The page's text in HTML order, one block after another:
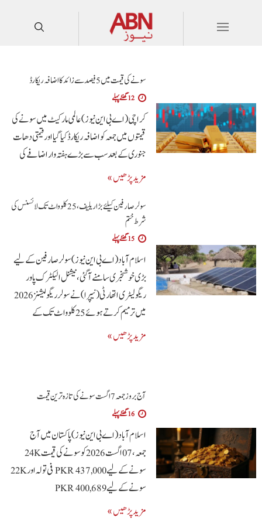
سونے کی قیمت میں 5 فیصد سے زائد کا اضافہ ریکارڈ
12 گھنٹے پہلے
کراچی (اے بی این نیوز)عالمی مارکیٹ میں سونے کی
قیمتوں میں جمعہ کو اضافہ ریکارڈ کیا گیا اور قیمتی دھات
جنوری کے بعد سب سے بڑے ہفتہ وار اضافے کی
مزید پڑھیں »
سولر صارفین کیلئے بڑا ریلیف، 25 کلوواٹ تک لائسنس کی
شرط ختم
15 گھنٹے پہلے
اسلام آباد(اے بی این نیوز)سولر صارفین کے لیے
بڑی خوشخبری سامنے آگئی، نیشنل الیکٹرک پاور
ریگولیٹری اتھارٹی (نیپرا) نے سولر ریگولیشنز 2026
میں ترمیم کرتے ہوئے 25 کلوواٹ تک کے
مزید پڑھیں »
آج بروز جمعہ 7 اگست سونے کی تازہ ترین قیمت
16 گھنٹے پہلے
اسلام آباد(اے بی این نیوز)پاکستان میں آج
جمعہ، 07 اگست 2026 کو سونے کی قیمت 24K
سونے کے لیے PKR 437,000 فی تولہ اور 22K
سونے کے لیے PKR 400,689
مزید پڑھیں »